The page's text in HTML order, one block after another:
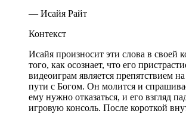
— Исайя Райт
Контекст
Исайя произносит эти слова в своей
того, как осознает, что его
видеоиграм является препятствием
пути с Богом. Он молится и
ему нужно отказаться, и его взгляд
игровую консоль. После короткой